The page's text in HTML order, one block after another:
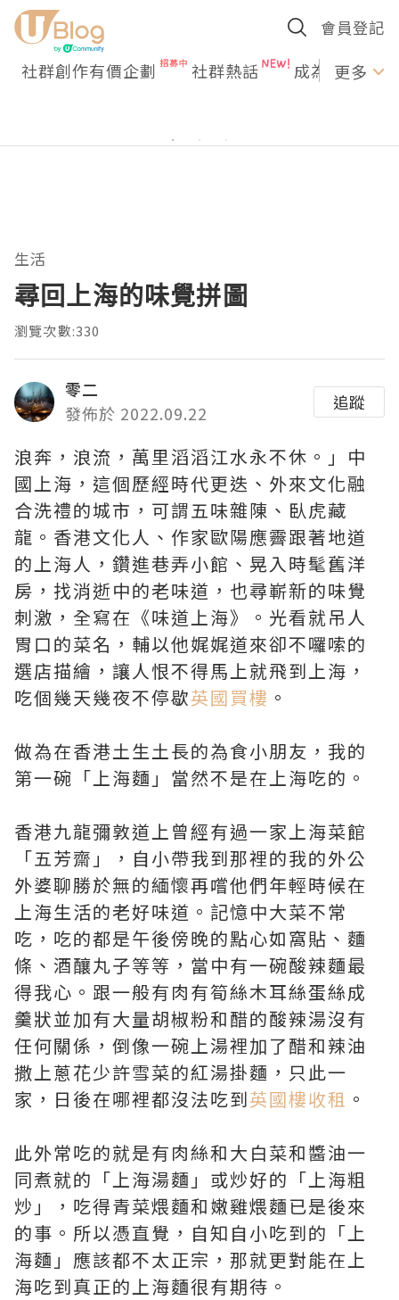
會員登記
社群創作有價企劃 社群熱話 成為U更多
生活
尋回上海的味覺拼圖
瀏覽次數:330
零二
發佈於 2022.09.22
追蹤
浪奔，浪流，萬里滔滔江水永不休。」中
國上海，這個歷經時代更迭、外來文化融
合洗禮的城市，可謂五味雜陳、臥虎藏
龍。香港文化人、作家歐陽應霽跟著地道
的上海人，鑽進巷弄小館、晃入時髦舊洋
房，找消逝中的老味道，也尋嶄新的味覺
刺激，全寫在《味道上海》。光看就吊人
胃口的菜名，輔以他娓娓道來卻不囉嗦的
選店描繪，讓人恨不得馬上就飛到上海，
吃個幾天幾夜不停歇英國買樓 。
做為在香港土生土長的為食小朋友，我的
第一碗「上海麵」當然不是在上海吃的。
香港九龍彌敦道上曾經有過一家上海菜館
「五芳齋」，自小帶我到那裡的我的外公
外婆聊勝於無的緬懷再嚐他們年輕時候在
上海生活的老好味道。記憶中大菜不常
吃，吃的都是午後傍晚的點心如窩貼、麵
條、酒釀丸子等等，當中有一碗酸辣麵最
得我心。跟一般有肉有筍絲木耳絲蛋絲成
羹狀並加有大量胡椒粉和醋的酸辣湯沒有
任何關係，倒像一碗上湯裡加了醋和辣油
撒上蔥花少許雪菜的紅湯掛麵，只此一
家，日後在哪裡都沒法吃到英國樓收租 。
此外常吃的就是有肉絲和大白菜和醬油一
同煮就的「上海湯麵」或炒好的「上海粗
炒」，吃得青菜煨麵和嫩雞煨麵已是後來
的事。所以憑直覺，自知自小吃到的「上
海麵」應該都不太正宗，那就更對能在上
海吃到真正的上海麵很有期待。